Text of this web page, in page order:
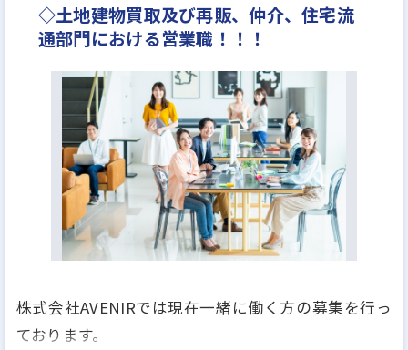
◇土地建物買取及び再販、仲介、住宅流
通部門における営業職！！！
株式会社AVENIRでは現在一緒に働く方の募集を行っ
ております。